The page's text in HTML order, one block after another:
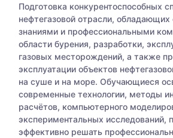
Подготовка конкурентоспособных
нефтегазовой отрасли,
знаниями и профессиональными
области бурения, разработки,
газовых месторождений, а также
эксплуатации объектов
на суше и на море. Обучающиеся
современные технологии, методы
расчётов, компьютерного
экспериментальных исследований,
эффективно решать